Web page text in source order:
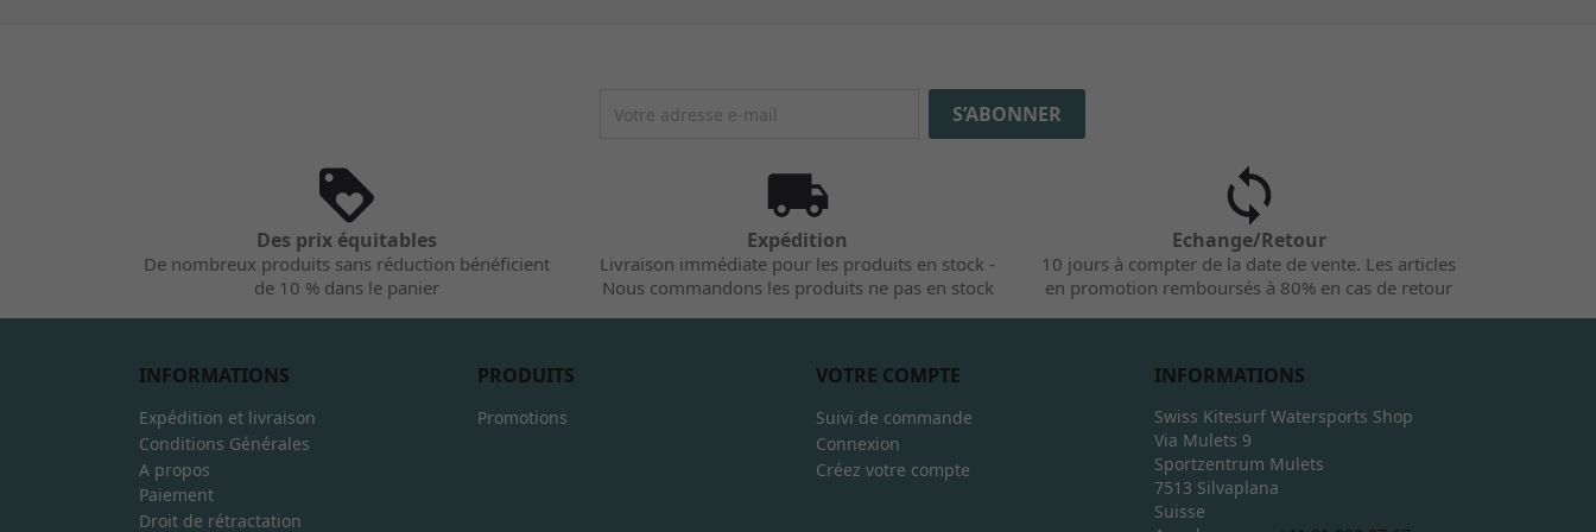
Des prix équitables
De nombreux produits sans réduction bénéficient
de 10 % dans le panier
Expédition
Livraison immédiate pour les produits en stock -
Nous commandons les produits ne pas en stock
Echange/Retour
10 jours à compter de la date de vente. Les articles
en promotion remboursés à 80% en cas de retour
INFORMATIONS
Expédition et livraison
Conditions Générales
A propos
Paiement
Droit de rétractation
PRODUITS
Promotions
VOTRE COMPTE
Suivi de commande
Connexion
Créez votre compte
INFORMATIONS
Swiss Kitesurf Watersports Shop
Via Mulets 9
Sportzentrum Mulets
7513 Silvaplana
Suisse